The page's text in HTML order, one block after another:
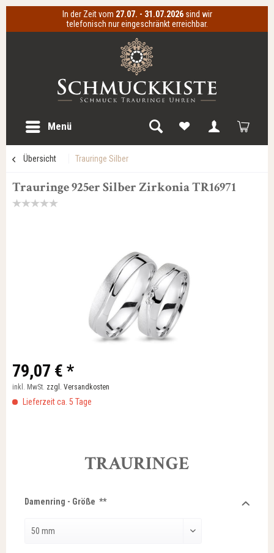
In der Zeit vom 27.07. - 31.07.2026 sind wir
telefonisch nur eingeschränkt erreichbar.
Menü
Übersicht Trauringe Silber
Trauringe 925er Silber Zirkonia TR16971
79,07 € *
inkl. MwSt. zzgl. Versandkosten
Lieferzeit ca. 5 Tage
TRAURINGE
Damenring - Größe **